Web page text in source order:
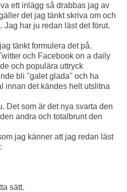
ett inlägg så drabbas jag av
det jag tänkt skriva om och
Jag har ju redan läst det förut.
tänkt formulera det på.
och Facebook on a daily
och populära uttryck
bli "galet glada" och ha
innan det kändes helt utslitna
Det som är det nya svarta den
andra och totalbrunt den
jag känner att jag redan läst
sätt.